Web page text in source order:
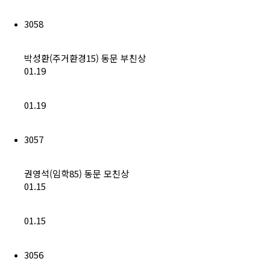
3058
박성환(주거환경15) 동문 부친상
01.19
01.19
3057
권영석(임학85) 동문 모친상
01.15
01.15
3056